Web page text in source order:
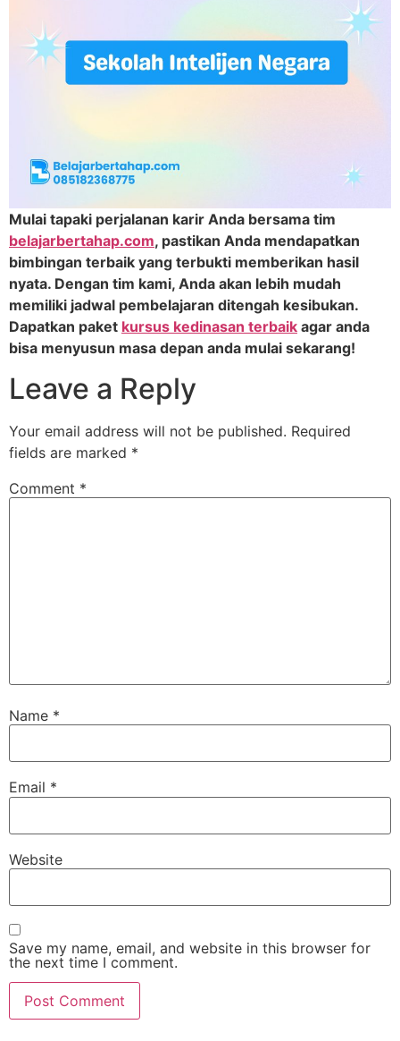
Mulai tapaki perjalanan karir Anda bersama tim
belajarbertahap.com, pastikan Anda mendapatkan
bimbingan terbaik yang terbukti memberikan hasil
nyata. Dengan tim kami, Anda akan lebih mudah
memiliki jadwal pembelajaran ditengah kesibukan.
Dapatkan paket kursus kedinasan terbaik agar anda
bisa menyusun masa depan anda mulai sekarang!
Leave a Reply
Your email address will not be published. Required
fields are marked *
Comment *
Name *
Email *
Website
Save my name, email, and website in this browser for
the next time I comment.